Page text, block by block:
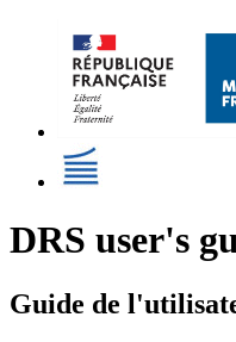
DRS user's
Guide de